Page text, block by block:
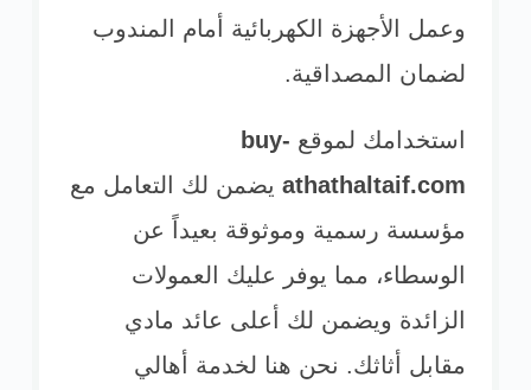
وعمل الأجهزة الكهربائية أمام المندوب
لضمان المصداقية.
استخدامك لموقع buy-
athathaltaif.comيضمن لك التعامل مع
مؤسسة رسمية وموثوقة بعيداً عن
الوسطاء، مما يوفر عليك العمولات
الزائدة ويضمن لك أعلى عائد مادي
مقابل أثاثك. نحن هنا لخدمة أهالي